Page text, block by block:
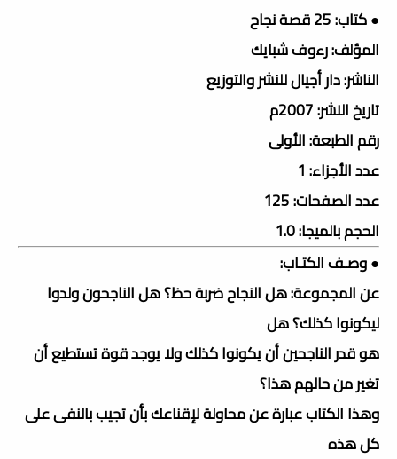
● كتاب: 25 قصة نجاح
المؤلف: رءوف شبايك
الناشر: دار أجيال للنشر والتوزيع
تاريخ النشر: 2007م
رقم الطبعة: الأولى
عدد الأجزاء: 1
عدد الصفحات: 125
الحجم بالميجا: 1.0
● وصـف الكتـاب:
عن المجموعة: هل النجاح ضربة حظ؟ هل الناجحون ولدوا
ليكونوا كذلك؟ هل
هو قدر الناجحين أن يكونوا كذلك ولا يوجد قوة تستطيع أن
تغير من حالهم هذا؟
وهذا الكتاب عبارة عن محاولة لإقناعك بأن تجيب بالنفى على
كل هذه